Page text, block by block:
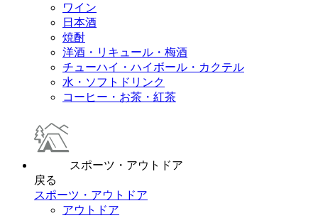
ワイン
日本酒
焼酎
洋酒・リキュール・梅酒
チューハイ・ハイボール・カクテル
水・ソフトドリンク
コーヒー・お茶・紅茶
スポーツ・アウトドア
戻る
スポーツ・アウトドア
アウトドア